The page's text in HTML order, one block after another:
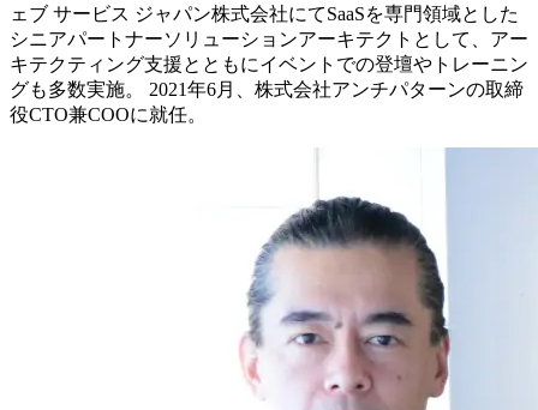
ェブ サービス ジャパン株式会社にてSaaSを専門領域とした
シニアパートナーソリューションアーキテクトとして、アー
キテクティング支援とともにイベントでの登壇やトレーニン
グも多数実施。 2021年6月、株式会社アンチパターンの取締
役CTO兼COOに就任。